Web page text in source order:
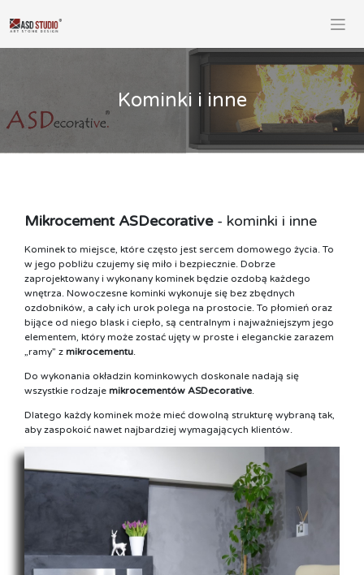
content
Kominki i inne
Mikrocement ASDecorative- kominki i inne
Kominek to miejsce, które często jest sercem domowego życia. To
w jego pobliżu czujemy się miło i bezpiecznie. Dobrze
zaprojektowany i wykonany kominek będzie ozdobą każdego
wnętrza. Nowoczesne kominki wykonuje się bez zbędnych
ozdobników, a cały ich urok polega na prostocie. To płomień oraz
bijące od niego blask i ciepło, są centralnym i najważniejszym jego
elementem, który może zostać ujęty w proste i eleganckie zarazem
„ramy” z mikrocementu.
Do wykonania okładzin kominkowych doskonale nadają się
wszystkie rodzaje mikrocementów ASDecorative.
Dlatego każdy kominek może mieć dowolną strukturę wybraną tak,
aby zaspokoić nawet najbardziej wymagających klientów.